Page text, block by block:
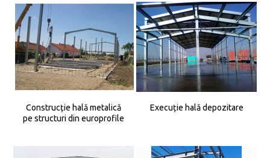
Construcție hală metalică
pe structuri din europrofile
Execuție hală depozitare